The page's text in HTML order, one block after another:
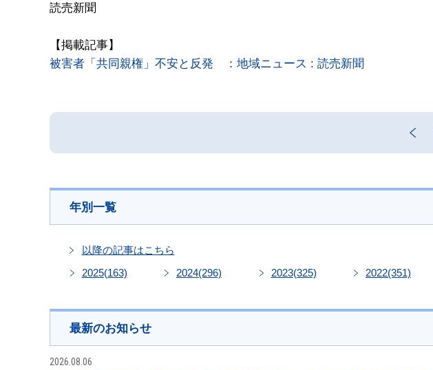
読売新聞
【掲載記事】
被害者「共同親権」不安と反発 ：地域ニュース : 読売新聞
年別一覧
以降の記事はこちら
2025(163) 2024(296) 2023(325) 2022(351)
最新のお知らせ
2026.08.06